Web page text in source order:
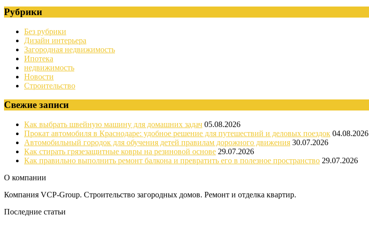
Рубрики
Без рубрики
Дизайн интерьера
Загородная недвижимость
Ипотека
недвижимость
Новости
Строительство
Свежие записи
Как выбрать швейную машину для домашних задач 05.08.2026
Прокат автомобиля в Краснодаре: удобное решение для путешествий и деловых поездок 04.08.2026
Автомобильный городок для обучения детей правилам дорожного движения 30.07.2026
Как стирать грязезащитные ковры на резиновой основе 29.07.2026
Как правильно выполнить ремонт балкона и превратить его в полезное пространство 29.07.2026
О компании
Компания VCP-Group. Строительство загородных домов. Ремонт и отделка квартир.
Последние статьи